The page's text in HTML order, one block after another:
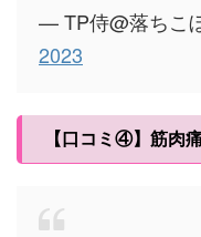
— TP侍@落ちこ
2023
【口コミ④】筋肉